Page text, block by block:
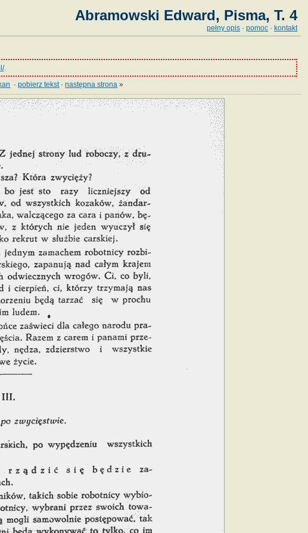
Abramowski Edward, Pisma, T. 4
pełny opis · pomoc · kontakt
.
·pobierz tekst·następna strona »